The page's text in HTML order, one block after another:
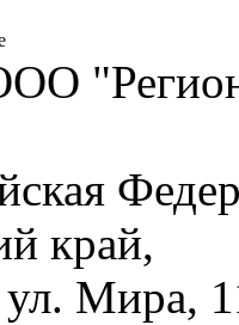
край,
ул. Мира,